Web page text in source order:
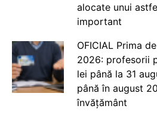
alocate unui
important
OFICIAL Prima
2026: profesorii
lei până la 31
până în august
învățământ